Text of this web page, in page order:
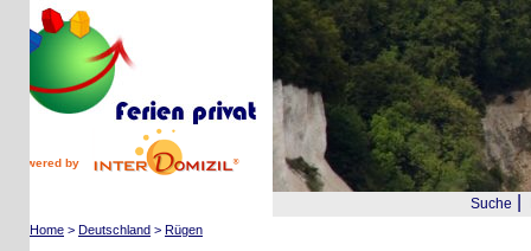
by
Suche|
Home>Deutschland>Rügen